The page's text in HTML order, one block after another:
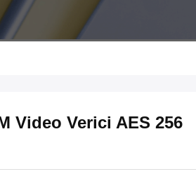
Video Verici AES 256